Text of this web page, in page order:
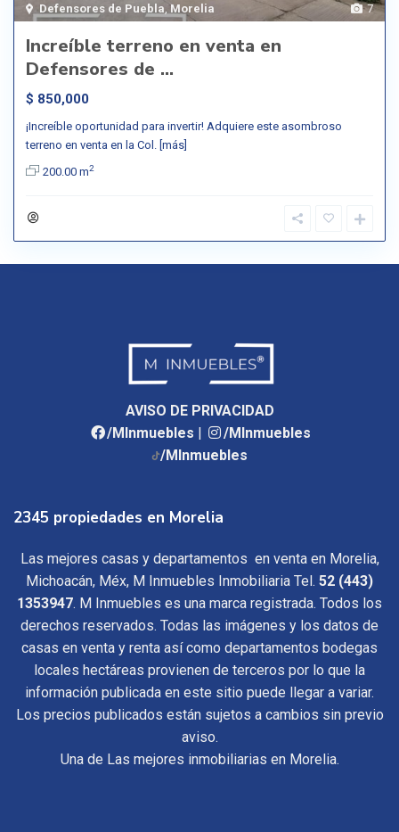
7
Defensores de Puebla ,Morelia
Increíble terreno en venta en
Defensores de ...
$ 850,000
¡Increíble oportunidad para invertir! Adquiere este asombroso
terreno en venta en la Col. [más]
200.00 m2
AVISO DE PRIVACIDAD
/MInmuebles |
/MInmuebles
/MInmuebles
2345 propiedades en Morelia
Las mejores casas y departamentos en venta en Morelia,
Michoacán, Méx, M Inmuebles Inmobiliaria Tel. 52 (443)
1353947. M Inmuebles es una marca registrada. Todos los
derechos reservados. Todas las imágenes y los datos de
casas en venta y renta así como departamentos bodegas
locales hectáreas provienen de terceros por lo que la
información publicada en este sitio puede llegar a variar.
Los precios publicados están sujetos a cambios sin previo
aviso.
Una de Las mejores inmobiliarias en Morelia.